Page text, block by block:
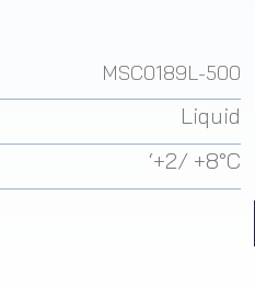
MSC0189L-500
Liquid
‘+2/ +8°C